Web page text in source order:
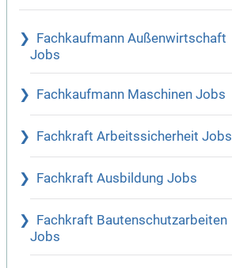
Fachkaufmann Außenwirtschaft
Jobs
Fachkaufmann Maschinen Jobs
Fachkraft Arbeitssicherheit Jobs
Fachkraft Ausbildung Jobs
Fachkraft Bautenschutzarbeiten
Jobs